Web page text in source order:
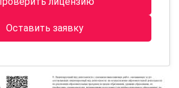
Оставить заявку